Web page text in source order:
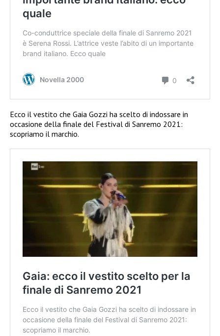
Ecco il vestito che Gaia Gozzi ha scelto di indossare in
occasione della finale del Festival di Sanremo 2021:
scopriamo il marchio.